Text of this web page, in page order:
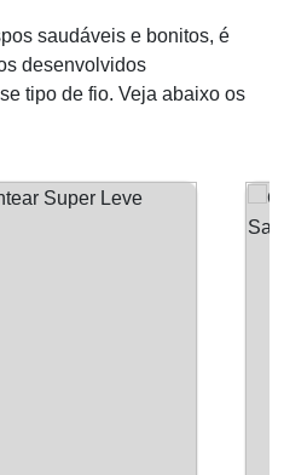
saudáveis e bonitos, é
desenvolvidos
tipo de fio. Veja abaixo os